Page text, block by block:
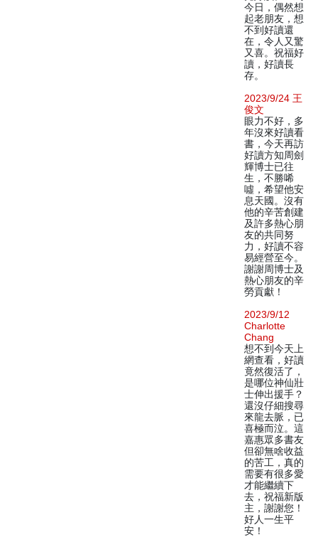
今日，偶然想
起老朋友，想
不到好讀還
在，令人又驚
又喜。祝福好
讀，好讀長
存。
2023/9/24 王
俊文
眼力不好，多
年沒來好讀看
書，今天再訪
好讀方知周劍
輝博士已往
生，不勝唏
噓，希望他安
息天國。沒有
他的辛苦創建
及許多熱心朋
友的共同努
力，好讀不容
易經營至今。
謝謝周博士及
熱心朋友的辛
勞貢獻！
2023/9/12
Charlotte
Chang
想不到今天上
網查看，好讀
竟然復活了，
是哪位神仙壯
士伸出援手？
還沒仔細搜尋
來龍去脈，已
喜極而泣。這
嘉惠眾多書友
但卻無啥收益
的苦工，真的
需要有很多愛
才能繼續下
去，祝福新版
主，謝謝您！
好人一生平
安！